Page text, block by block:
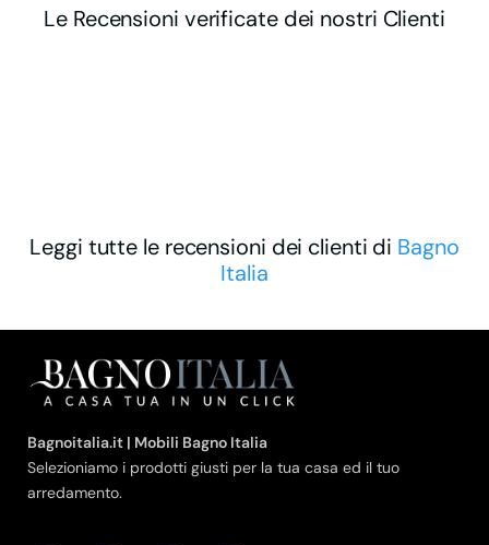
Le Recensioni verificate dei nostri Clienti
Leggi tutte le recensioni dei clienti di Bagno
Italia
Bagnoitalia.it | Mobili Bagno Italia
Selezioniamo i prodotti giusti per la tua casa ed il tuo
arredamento.